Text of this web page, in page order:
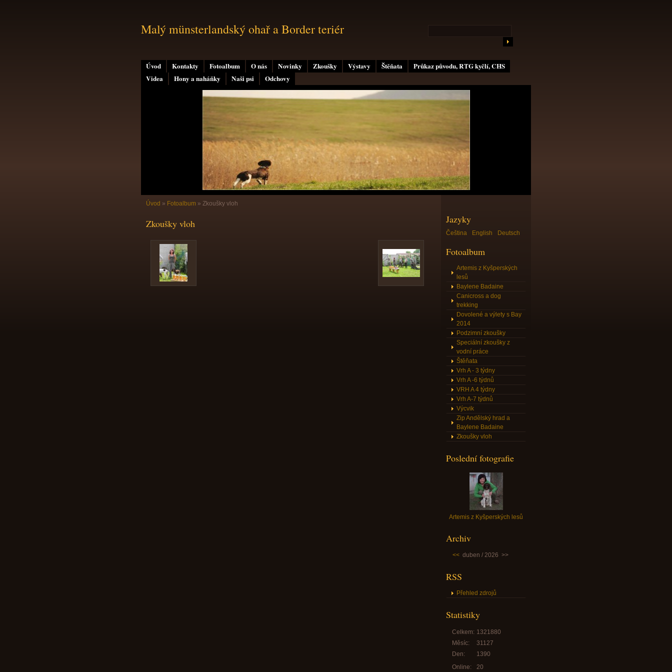
Úvod Kontakty Fotoalbum O nás Novinky Zkoušky Výstavy Štěňata
Průkaz původu, RTG kyčlí, CHS
Videa
Hony a naháňky Naši psi Odchovy
Malý münsterlandský ohař a Border teriér
Úvod » Fotoalbum » Zkoušky vloh
Zkoušky vloh Jazyky
Čeština English Deutsch
Fotoalbum
Artemis z Kyšperských
lesů
Baylene Badaine
Canicross a dog
trekking
Dovolené a výlety s Bay
2014
Podzimní zkoušky
Speciální zkoušky z
vodní práce
Štěňata
Vrh A - 3 týdny
Vrh A -6 týdnů
VRH A 4 týdny
Vrh A-7 týdnů
Výcvik
Zip Andělský hrad a
Baylene Badaine
Zkoušky vloh
Poslední fotografie
Artemis z Kyšperských lesů
Archiv
<< duben / 2026 >>
RSS
Přehled zdrojů
Statistiky
Online: 20
Celkem: 1321880
Měsíc:
31127
Den:
1390